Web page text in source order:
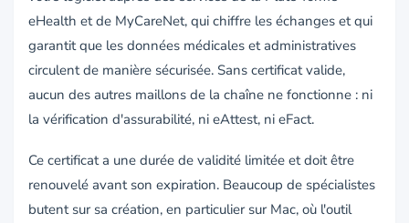
eHealth et de MyCareNet, qui chiffre les échanges et qui
garantit que les données médicales et administratives
circulent de manière sécurisée. Sans certificat valide,
aucun des autres maillons de la chaîne ne fonctionne : ni
la vérification d'assurabilité, ni eAttest, ni eFact.
Ce certificat a une durée de validité limitée et doit être
renouvelé avant son expiration. Beaucoup de spécialistes
butent sur sa création, en particulier sur Mac, où l'outil